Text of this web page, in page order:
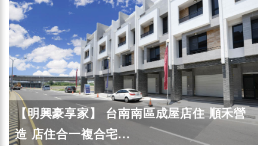
【明興豪享家】 台南南區成屋店住 順禾營
造 店住合一複合宅...